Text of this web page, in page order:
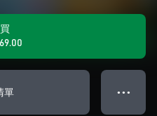
單 ● ● ●